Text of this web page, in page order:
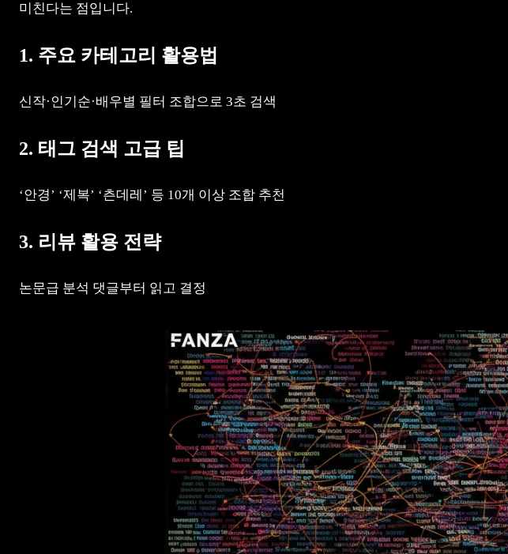
미친다는 점입니다.
1. 주요 카테고리 활용법
신작·인기순·배우별 필터 조합으로 3초 검색
2. 태그 검색 고급 팁
‘안경’ ‘제복’ ‘츤데레’ 등 10개 이상 조합 추천
3. 리뷰 활용 전략
논문급 분석 댓글부터 읽고 결정